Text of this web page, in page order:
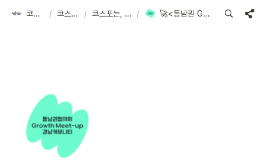
코리아스타트업포럼 / 코스포 아카이브 / 코스포는, 다양한 협의회를 운영해요! / 🚀<동남권 Growth 밋업> 오피스투어 :지티엘 편